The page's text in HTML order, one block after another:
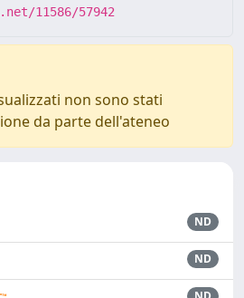
11586/57942
non sono stati
da parte dell'ateneo
ND
ND